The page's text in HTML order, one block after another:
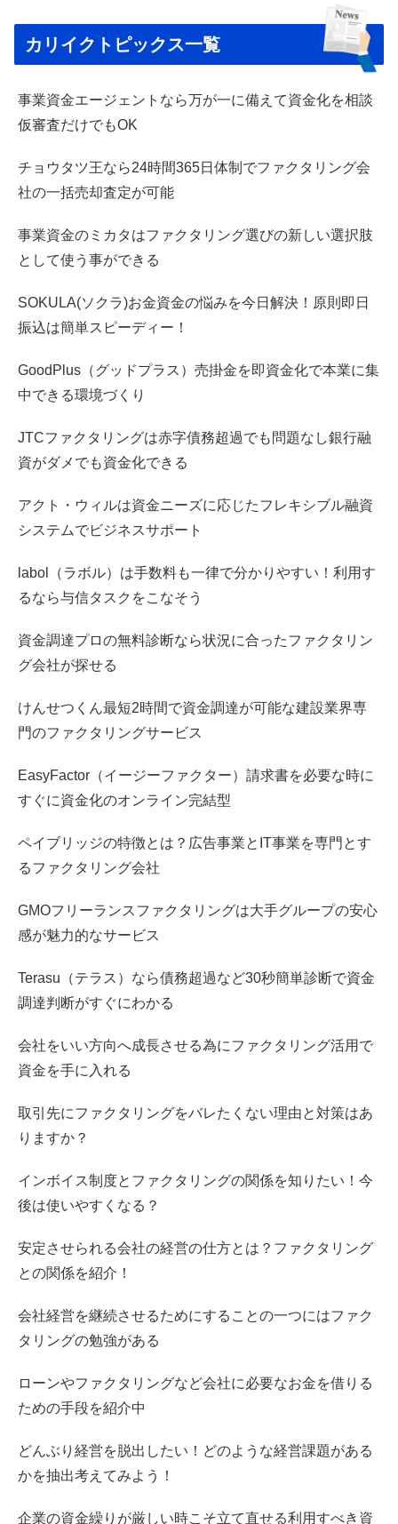
カリイクトピックス一覧
事業資金エージェントなら万が一に備えて資金化を相談
仮審査だけでもOK
チョウタツ王なら24時間365日体制でファクタリング会
社の一括売却査定が可能
事業資金のミカタはファクタリング選びの新しい選択肢
として使う事ができる
SOKULA(ソクラ)お金資金の悩みを今日解決！原則即日
振込は簡単スピーディー！
GoodPlus（グッドプラス）売掛金を即資金化で本業に集
中できる環境づくり
JTCファクタリングは赤字債務超過でも問題なし銀行融
資がダメでも資金化できる
アクト・ウィルは資金ニーズに応じたフレキシブル融資
システムでビジネスサポート
labol（ラボル）は手数料も一律で分かりやすい！利用す
るなら与信タスクをこなそう
資金調達プロの無料診断なら状況に合ったファクタリン
グ会社が探せる
けんせつくん最短2時間で資金調達が可能な建設業界専
門のファクタリングサービス
EasyFactor（イージーファクター）請求書を必要な時に
すぐに資金化のオンライン完結型
ペイブリッジの特徴とは？広告事業とIT事業を専門とす
るファクタリング会社
GMOフリーランスファクタリングは大手グループの安心
感が魅力的なサービス
Terasu（テラス）なら債務超過など30秒簡単診断で資金
調達判断がすぐにわかる
会社をいい方向へ成長させる為にファクタリング活用で
資金を手に入れる
取引先にファクタリングをバレたくない理由と対策はあ
りますか？
インボイス制度とファクタリングの関係を知りたい！今
後は使いやすくなる？
安定させられる会社の経営の仕方とは？ファクタリング
との関係を紹介！
会社経営を継続させるためにすることの一つにはファク
タリングの勉強がある
ローンやファクタリングなど会社に必要なお金を借りる
ための手段を紹介中
どんぶり経営を脱出したい！どのような経営課題がある
かを抽出考えてみよう！
企業の資金繰りが厳しい時こそ立て直せる利用すべき資